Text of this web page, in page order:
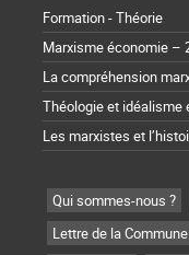
Formation - Théorie
Marxisme économie –
La compréhension
Théologie et idéalisme
Les marxistes et
Qui sommes-nous ?
Lettre de la